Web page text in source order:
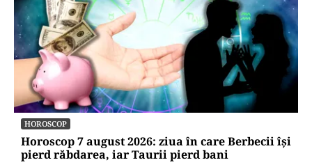
HOROSCOP
Horoscop 7 august 2026: ziua în care Berbecii își
pierd răbdarea, iar Taurii pierd bani